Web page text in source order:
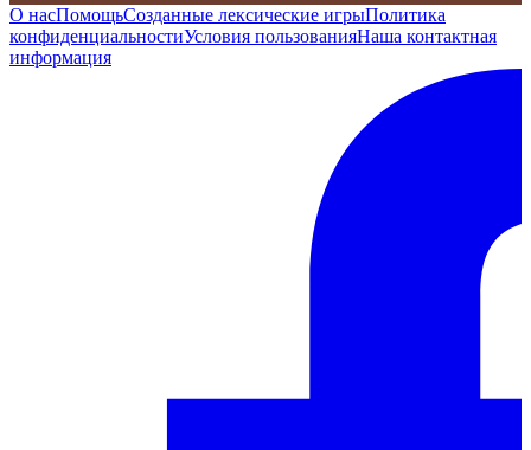
О насПомощьСозданные лексические игрыПолитика
конфиденциальностиУсловия пользованияНаша контактная
информация